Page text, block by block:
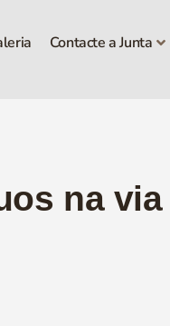
Contacte a Junta
na via